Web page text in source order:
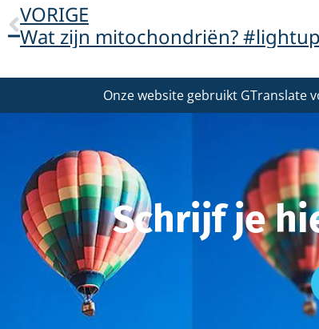
VORIGE
Wat zijn mitochondriën?
Onze website gebruikt GTranslate
Schrijf je